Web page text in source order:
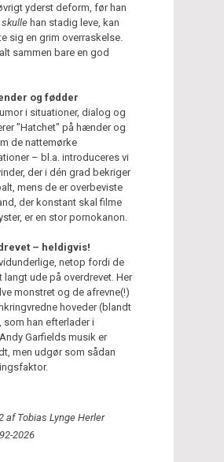
yderst deform, før han
skulle han stadig leve, kan
sig en grim overraskelse.
sammen bare en god
og fødder
i situationer, dialog og
"Hatchet" på hænder og
de nattemørke
– bl.a. introduceres vi
der i dén grad bekriger
mens de er overbeviste
der konstant skal filme
er en stor pornokanon.
– heldigvis!
netop fordi de
langt ude på overdrevet. Her
monstret og de afrevne(!)
hoveder (blandt
som han efterlader i
Garfields musik er
men udgør som sådan
af Tobias Lynge Herler
2026